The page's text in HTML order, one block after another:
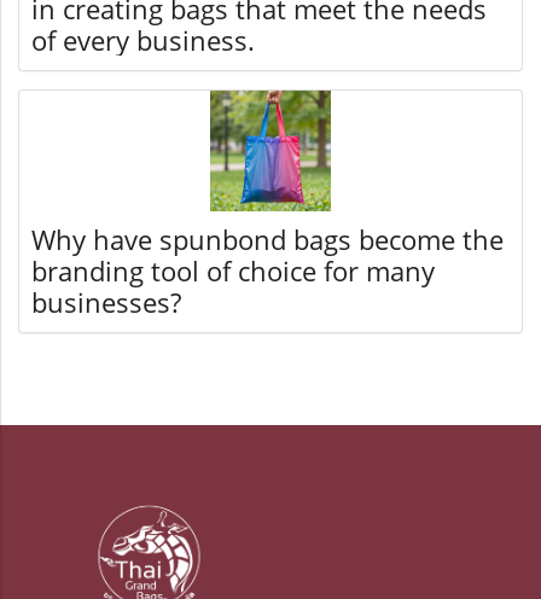
in creating bags that meet the needs
of every business.
Why have spunbond bags become the
branding tool of choice for many
businesses?